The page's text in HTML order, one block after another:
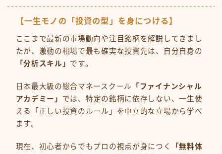
【一生モノの「投資の型」を身につける】
ここまで最新の市場動向や注目銘柄を解説してきまし
たが、激動の相場で最も確実な投資先は、自分自身の
「分析スキル」 です。
日本最大級の総合マネースクール
「ファイナンシャル
アカデミー」 では、特定の銘柄に依存しない、一生使
える「正しい投資のルール」を中立的な立場から学べ
ます。
現在、初心者からでもプロの視点が身につく
「無料体